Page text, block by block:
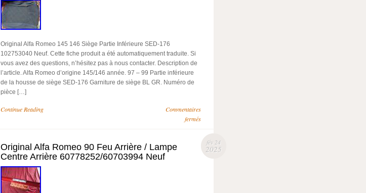
Original Alfa Romeo 145 146 Siège Partie Inférieure SED-176
102753040 Neuf. Cette fiche produit a été automatiquement traduite. Si
vous avez des questions, n’hésitez pas à nous contacter. Description de
l’article. Alfa Romeo d’origine 145/146 année. 97 – 99 Partie inférieure
de la housse de siège SED-176 Garniture de siège BL GR. Numéro de
pièce […]
Continue Reading
Commentaires
fermés
fév 24
2025
Original Alfa Romeo 90 Feu Arrière / Lampe
Centre Arrière 60778252/60703994 Neuf